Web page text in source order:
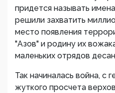
придется называть
решили захватить
место появления
"Азов" и родину их
маленьких отрядов
Так начиналась война, с
жуткого просчета